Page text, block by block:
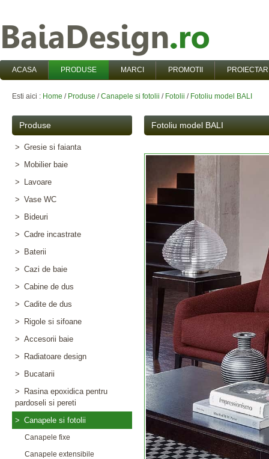
ACASA PRODUSE MARCI PROMOTII
Esti aici : Home / Produse /Canapele si fotolii / Fotolii / Fotoliu model BALI
Produse
> Gresie si faianta
>
Mobilier baie
>
Lavoare
> Vase WC
>
Bideuri
> Cadre incastrate
>
Baterii
> Cazi de baie
> Cabine de dus
> Cadite de dus
>
Rigole si sifoane
> Accesorii baie
>
Radiatoare design
>
Bucatarii
>
Rasina epoxidica pentru
pardoseli si pereti
> Canapele si fotolii
Canapele fixe
Canapele extensibile
Fotoliu model BALI